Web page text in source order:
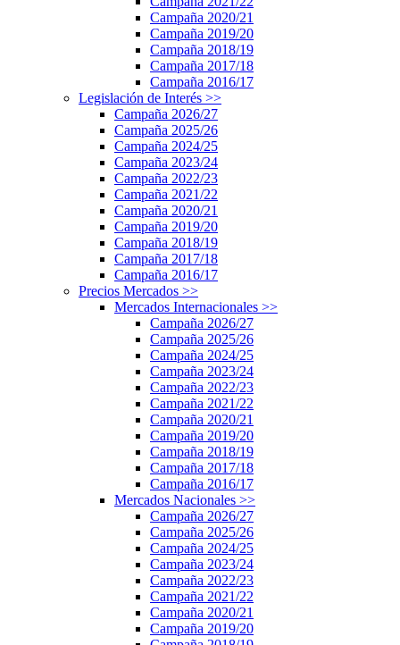
Campaña 2020/21
Campaña 2019/20
Campaña 2018/19
Campaña 2017/18
Campaña 2016/17
Legislación de Interés >>
Campaña 2026/27
Campaña 2025/26
Campaña 2024/25
Campaña 2023/24
Campaña 2022/23
Campaña 2021/22
Campaña 2020/21
Campaña 2019/20
Campaña 2018/19
Campaña 2017/18
Campaña 2016/17
Precios Mercados >>
Mercados Internacionales >>
Campaña 2026/27
Campaña 2025/26
Campaña 2024/25
Campaña 2023/24
Campaña 2022/23
Campaña 2021/22
Campaña 2020/21
Campaña 2019/20
Campaña 2018/19
Campaña 2017/18
Campaña 2016/17
Mercados Nacionales >>
Campaña 2026/27
Campaña 2025/26
Campaña 2024/25
Campaña 2023/24
Campaña 2022/23
Campaña 2021/22
Campaña 2020/21
Campaña 2019/20